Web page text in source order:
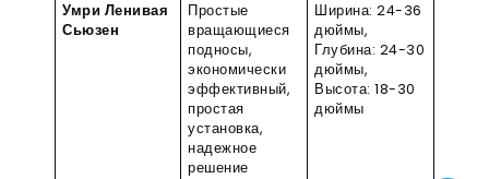
Умри Ленивая
Сьюзен
Простые
вращающиеся
подносы,
экономически
эффективный,
простая
установка,
надежное
решение
Ширина: 24-36
дюймы,
Глубина: 24-30
дюймы,
Высота: 18-30
дюймы